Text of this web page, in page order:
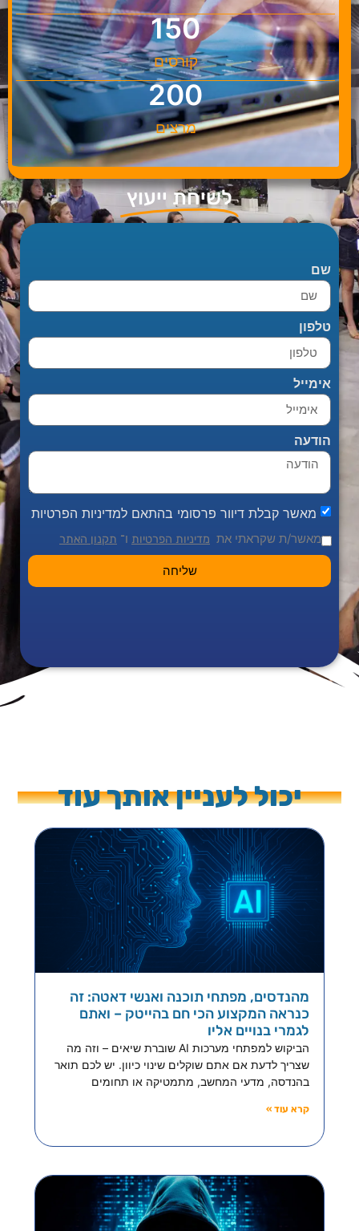
קורסים
150
מרצים
200
לשיחת ייעוץ
שם
טלפון
אימייל
הודעה
מאשר קבלת דיוור פרסומי בהתאם למדיניות הפרטיות
מאשר/ת שקראתי את מדיניות הפרטיות ו־ תקנון האתר
שליחה
יכול לעניין אותך עוד
מהנדסים, מפתחי תוכנה ואנשי דאטה: זה
כנראה המקצוע הכי חם בהייטק – ואתם
לגמרי בנויים אליו
הביקוש למפתחי מערכות AI שוברת שיאים – וזה מה
שצריך לדעת אם אתם שוקלים שינוי כיוון. יש לכם תואר
בהנדסה, מדעי המחשב, מתמטיקה או תחומים
קרא עוד »